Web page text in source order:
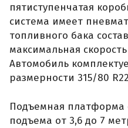
пятиступенчатая
система имеет
топливного бака
максимальная
Автомобиль
размерности 315/80
Подъемная платформа
подъема от 3,6 до 7